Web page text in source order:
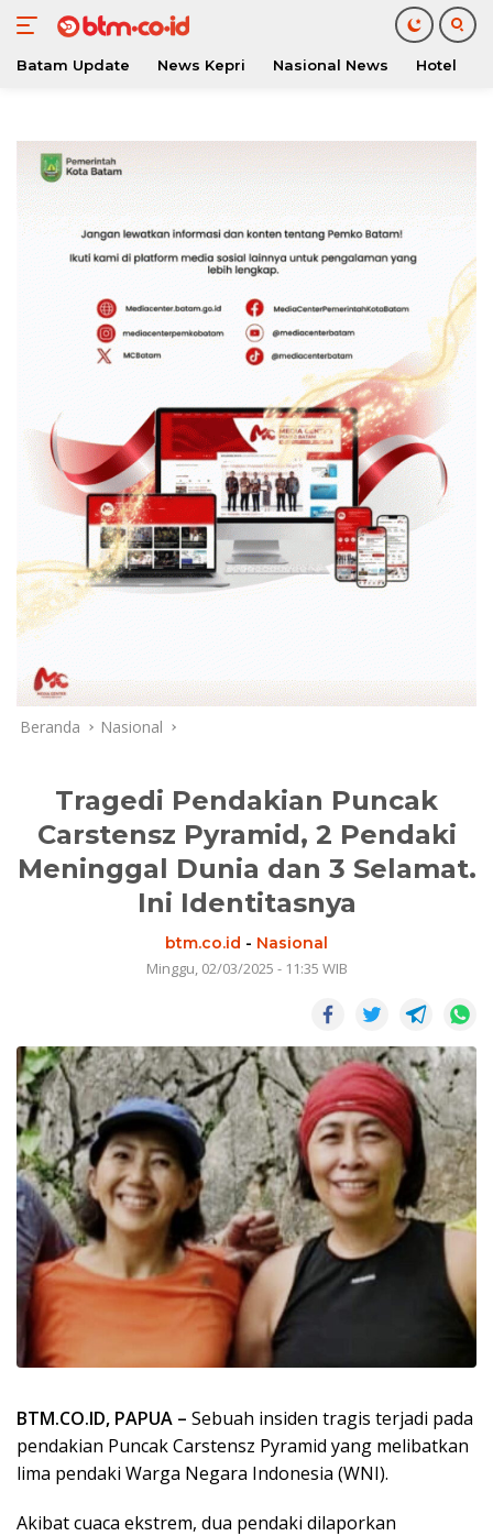
konten
Batam Update News Kepri Nasional News Hotel
Beranda Nasional
Tragedi Pendakian Puncak
Carstensz Pyramid, 2 Pendaki
Meninggal Dunia dan 3 Selamat.
Ini Identitasnya
btm.co.id - Nasional
Minggu, 02/03/2025 - 11:35 WIB
BTM.CO.ID, PAPUA – Sebuah insiden tragis terjadi pada
pendakian Puncak Carstensz Pyramid yang melibatkan
lima pendaki Warga Negara Indonesia (WNI).
Akibat cuaca ekstrem, dua pendaki dilaporkan